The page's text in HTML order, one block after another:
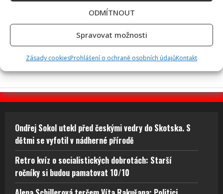
ODMÍTNOUT
Spravovat možnosti
Zásady cookiesProhlášení o ochraně osobních údajůKontakt
Václav Klaus se v televizi zastal Ruska: Jeho obhajoba a
kritika moderátorky rozdělila společnost
Ondřej Sokol utekl před českými vedry do Skotska. S
dětmi se vyfotil v nádherné přírodě
Retro kvíz o socialistických dobrotách: Starší
ročníky si budou pamatovat 10/10